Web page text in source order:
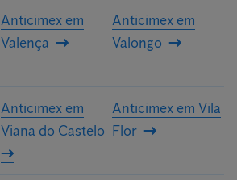
Anticimex em
Valença
Anticimex em
Valongo
Anticimex em
Viana do Castelo
Anticimex em Vila
Flor